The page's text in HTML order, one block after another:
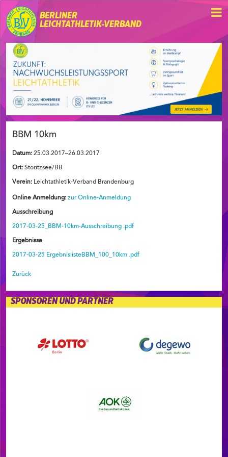
BERLINER
LEICHTATHLETIK-VERBAND
BBM 10km
Datum: 25.03.2017–26.03.2017
Ort: Störitzsee/BB
Verein: Leichtathletik-Verband Brandenburg
Online Anmeldung: zur Online-Anmeldung
Ausschreibung
2017-03-25_BBM-10km-Ausschreibung .pdf
Ergebnisse
2017-03-25 ErgebnislisteBBM_100_10km .pdf
Zurück
SPONSOREN UND PARTNER